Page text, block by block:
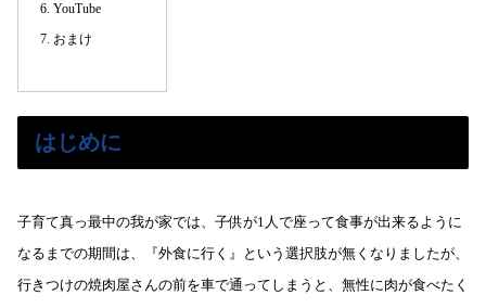
YouTube
おまけ
はじめに
子育て真っ最中の我が家では、子供が1人で座って食事が出来るように
なるまでの期間は、『外食に行く』という選択肢が無くなりましたが、
行きつけの焼肉屋さんの前を車で通ってしまうと、無性に肉が食べたく